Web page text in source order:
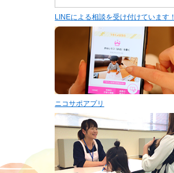
LINEによる相談を受け付けています！
ニコサポアプリ